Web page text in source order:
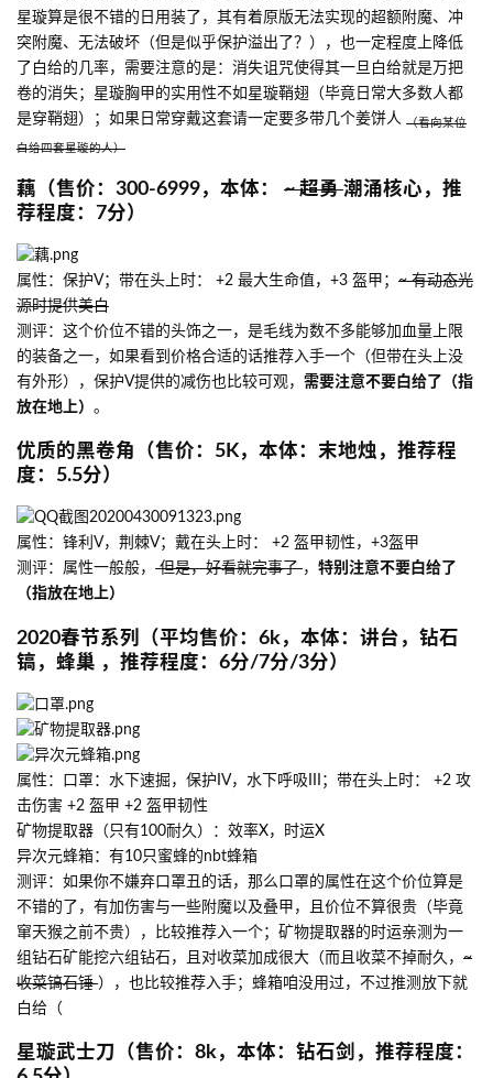
星璇算是很不错的日用装了，其有着原版无法实现的超额附魔、冲
突附魔、无法破坏（但是似乎保护溢出了？），也一定程度上降低
了白给的几率，需要注意的是：消失诅咒使得其一旦白给就是万把
卷的消失；星璇胸甲的实用性不如星璇鞘翅（毕竟日常大多数人都
是穿鞘翅）；如果日常穿戴这套请一定要多带几个姜饼人 （看向某位
白给四套星璇的人）
藕（售价：300-6999，本体： ~ 超勇潮涌核心，推
荐程度：7分）
属性：保护V；带在头上时： +2 最大生命值，+3 盔甲； ~ 有动态光
源时提供美白
测评：这个价位不错的头饰之一，是毛线为数不多能够加血量上限
的装备之一，如果看到价格合适的话推荐入手一个（但带在头上没
有外形），保护V提供的减伤也比较可观， 需要注意不要白给了（指
放在地上） 。
优质的黑卷角（售价：5K，本体：末地烛，推荐程
度：5.5分）
属性：锋利V，荆棘V；戴在头上时： +2 盔甲韧性，+3盔甲
测评：属性一般般， 但是，好看就完事了， 特别注意不要白给了
（指放在地上）
2020春节系列（平均售价：6k，本体：讲台，钻石
镐，蜂巢 ，推荐程度：6分/7分/3分）
属性：口罩：水下速掘，保护IV，水下呼吸III；带在头上时： +2 攻
击伤害 +2 盔甲 +2 盔甲韧性
矿物提取器（只有100耐久）：效率X，时运X
异次元蜂箱：有10只蜜蜂的nbt蜂箱
测评：如果你不嫌弃口罩丑的话，那么口罩的属性在这个价位算是
不错的了，有加伤害与一些附魔以及叠甲，且价位不算很贵（毕竟
窜天猴之前不贵），比较推荐入一个；矿物提取器的时运亲测为一
组钻石矿能挖六组钻石，且对收菜加成很大（而且收菜不掉耐久， ~
收菜镐石锤），也比较推荐入手；蜂箱咱没用过，不过推测放下就
白给（
星璇武士刀（售价：8k，本体：钻石剑，推荐程度：